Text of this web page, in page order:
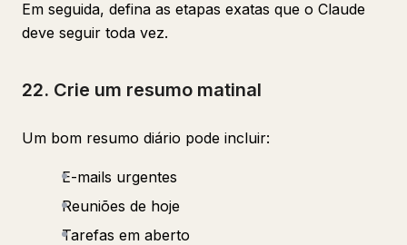
Em seguida, defina as etapas exatas que o Claude
deve seguir toda vez.
22. Crie um resumo matinal
Um bom resumo diário pode incluir:
E-mails urgentes
Reuniões de hoje
Tarefas em aberto